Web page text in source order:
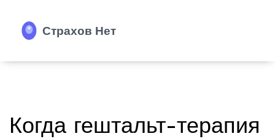
Когда гештальт-терапия